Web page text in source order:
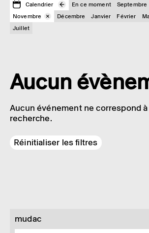
Calendrier En ce moment Septembre
Novembre
Décembre Janvier Février
Juillet
Aucun
Aucun événement ne correspond
recherche.
Réinitialiser les filtres
mudac